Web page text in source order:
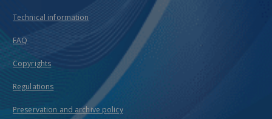
Technical information
FAQ
Copyrights
Regulations
Preservation and archive policy